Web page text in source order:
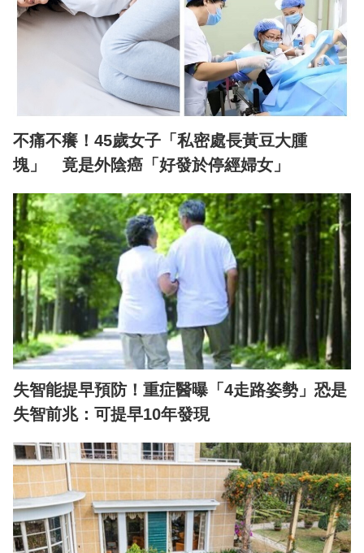
不痛不癢！45歲女子「私密處長黃豆大腫
塊」 竟是外陰癌「好發於停經婦女」
失智能提早預防！重症醫曝「4走路姿勢」恐是
失智前兆：可提早10年發現